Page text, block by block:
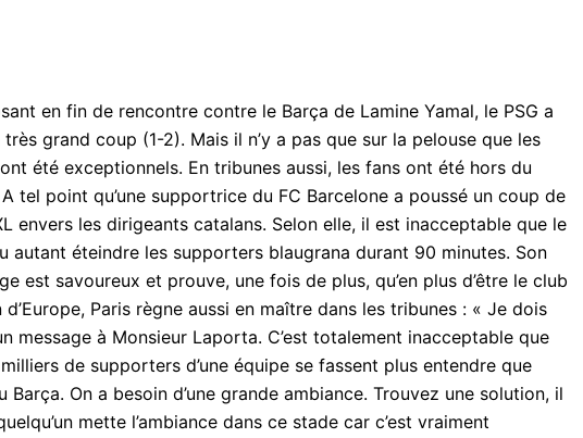
en fin de rencontre contre le Barça de Lamine Yamal, le PSG a
très grand coup (1-2). Mais il n’y a pas que sur la pelouse que les
été exceptionnels. En tribunes aussi, les fans ont été hors du
tel point qu’une supportrice du FC Barcelone a poussé un coup de
envers les dirigeants catalans. Selon elle, il est inacceptable que le
autant éteindre les supporters blaugrana durant 90 minutes. Son
est savoureux et prouve, une fois de plus, qu’en plus d’être le club
d’Europe, Paris règne aussi en maître dans les tribunes : « Je dois
message à Monsieur Laporta. C’est totalement inacceptable que
de supporters d’une équipe se fassent plus entendre que
Barça. On a besoin d’une grande ambiance. Trouvez une solution, il
mette l’ambiance dans ce stade car c’est vraiment